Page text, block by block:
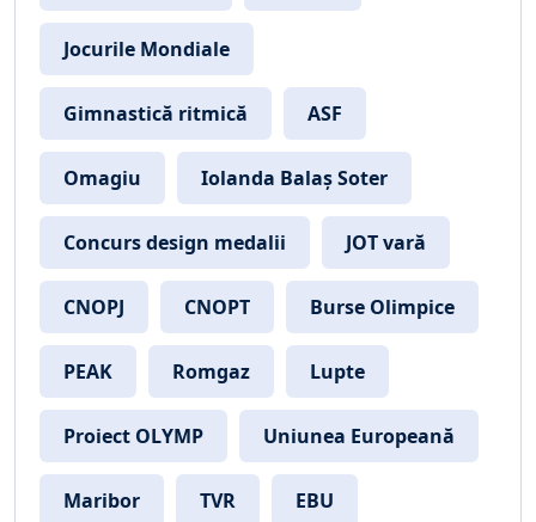
Jocurile Mondiale
Gimnastică ritmică ASF
Omagiu Iolanda Balaș Soter
Concurs design medalii JOT vară
CNOPJ CNOPT Burse Olimpice
PEAK Romgaz Lupte
Proiect OLYMP Uniunea Europeană
Maribor TVR EBU